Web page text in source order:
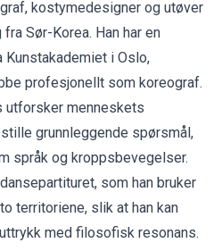
kostymedesigner og utøver
Sør-Korea. Han har en
i Oslo,
profesjonellt som koreograf.
utforsker menneskets
grunnleggende spørsmål,
språk og kroppsbevegelser.
som han bruker
territoriene, slik at han kan
med filosofisk resonans.